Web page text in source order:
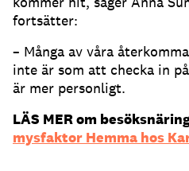
fortsätter:
– Många av våra
inte är som att checka in
är mer personligt.
LÄS MER om
mysfaktor Hemma hos